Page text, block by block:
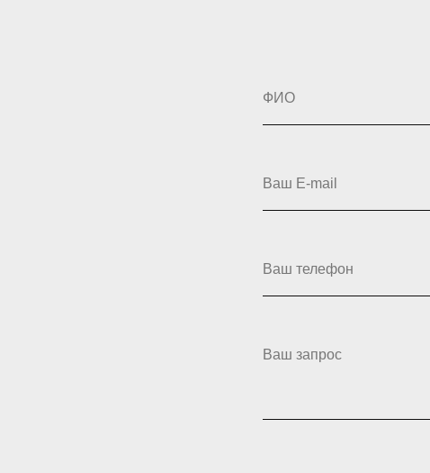
ФИО
Ваш E-mail
Ваш телефон
Ваш запрос